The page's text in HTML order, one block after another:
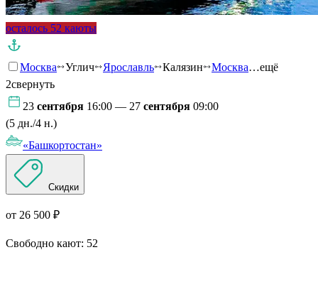
осталось 52 каюты
Москва Углич Ярославль Калязин Москва…ещё
2свернуть
23 сентября 16:00 — 27 сентября 09:00
(5 дн./4 н.)
«Башкортостан»
Скидки
от 26 500 ₽
Свободно кают: 52